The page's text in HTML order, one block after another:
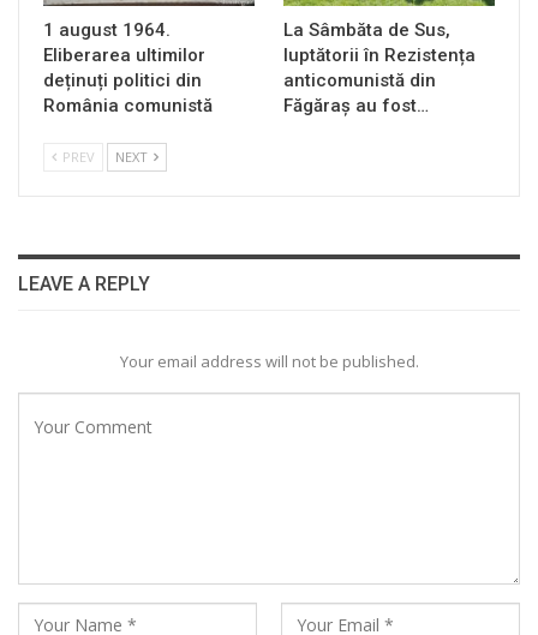
1 august 1964.
Eliberarea ultimilor
deținuți politici din
România comunistă
La Sâmbăta de Sus,
luptătorii în Rezistența
anticomunistă din
Făgăraș au fost…
PREV NEXT
LEAVE A REPLY
Your email address will not be published.